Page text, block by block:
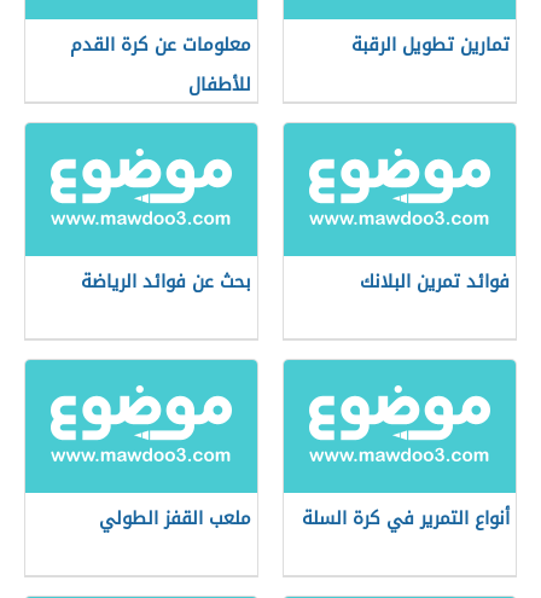
تمارين تطويل الرقبة
معلومات عن كرة القدم
للأطفال
فوائد تمرين البلانك بحث عن فوائد الرياضة
أنواع التمرير في كرة السلة ملعب القفز الطولي